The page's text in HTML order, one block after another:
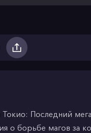
Токио: Последний
о борьбе магов за